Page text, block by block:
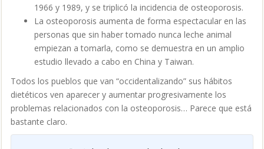
1966 y 1989, y se triplicó la incidencia de osteoporosis.
La osteoporosis aumenta de forma espectacular en las
personas que sin haber tomado nunca leche animal
empiezan a tomarla, como se demuestra en un amplio
estudio llevado a cabo en China y Taiwan.
Todos los pueblos que van “occidentalizando” sus hábitos
dietéticos ven aparecer y aumentar progresivamente los
problemas relacionados con la osteoporosis… Parece que está
bastante claro.